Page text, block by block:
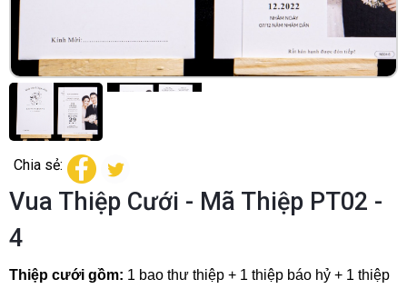
Chia sẻ:
Vua Thiệp Cưới - Mã Thiệp PT02 -
4
Thiệp cưới gồm: 1 bao thư thiệp + 1 thiệp báo hỷ + 1 thiệp